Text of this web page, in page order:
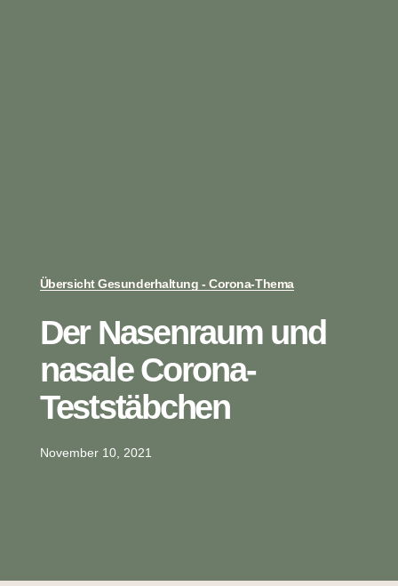
Übersicht Gesunderhaltung - Corona-Thema
Der Nasenraum und
nasale Corona-
Teststäbchen
November 10, 2021